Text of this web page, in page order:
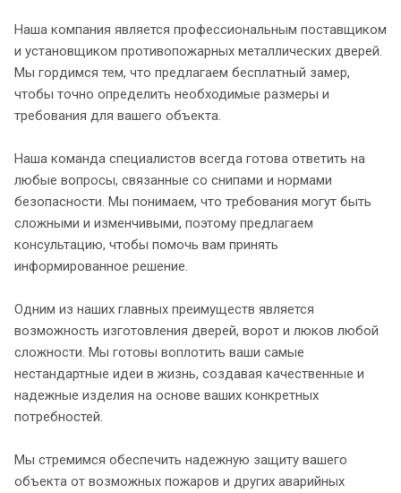
Наша компания является профессиональным поставщиком
и установщиком противопожарных металлических дверей.
Мы гордимся тем, что предлагаем бесплатный замер,
чтобы точно определить необходимые размеры и
требования для вашего объекта.
Наша команда специалистов всегда готова ответить на
любые вопросы, связанные со снипами и нормами
безопасности. Мы понимаем, что требования могут быть
сложными и изменчивыми, поэтому предлагаем
консультацию, чтобы помочь вам принять
информированное решение.
Одним из наших главных преимуществ является
возможность изготовления дверей, ворот и люков любой
сложности. Мы готовы воплотить ваши самые
нестандартные идеи в жизнь, создавая качественные и
надежные изделия на основе ваших конкретных
потребностей.
Мы стремимся обеспечить надежную защиту вашего
объекта от возможных пожаров и других аварийных